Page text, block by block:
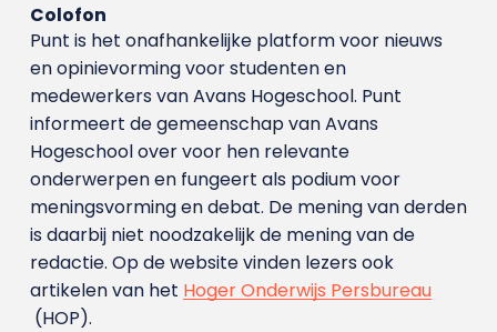
Colofon
Punt is het onafhankelijke platform voor nieuws
en opinievorming voor studenten en
medewerkers van Avans Hoge­school. Punt
informeert de gemeenschap van Avans
Hogeschool over voor hen relevante
onderwerpen en fungeert als podium voor
meningsvorming en debat. De mening van derden
is daarbij niet noodzakelijk de mening van de
redactie. Op de website vinden lezers ook
artikelen van het Hoger Onderwijs Persbureau
(HOP).